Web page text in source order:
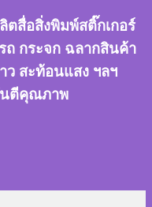
สื่อสิ่งพิมพ์สติ๊กเกอร์
ถ กระจก ฉลากสินค้า
ว สะท้อนแสง ฯลฯ
นตีคุณภาพ